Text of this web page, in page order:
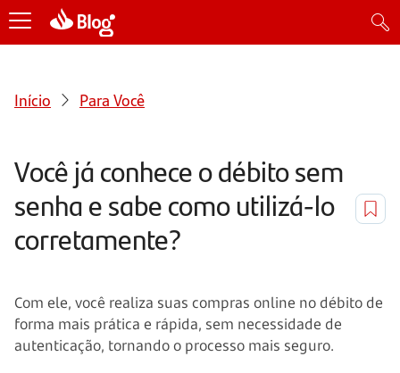
Início Para Você
Você já conhece o débito sem
senha e sabe como utilizá-lo
corretamente?
Com ele, você realiza suas compras online no débito de
forma mais prática e rápida, sem necessidade de
autenticação, tornando o processo mais seguro.